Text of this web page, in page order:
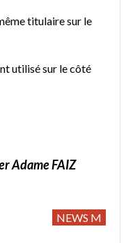
titulaire sur le
utilisé sur le côté
Adame FAIZ
NEWS M